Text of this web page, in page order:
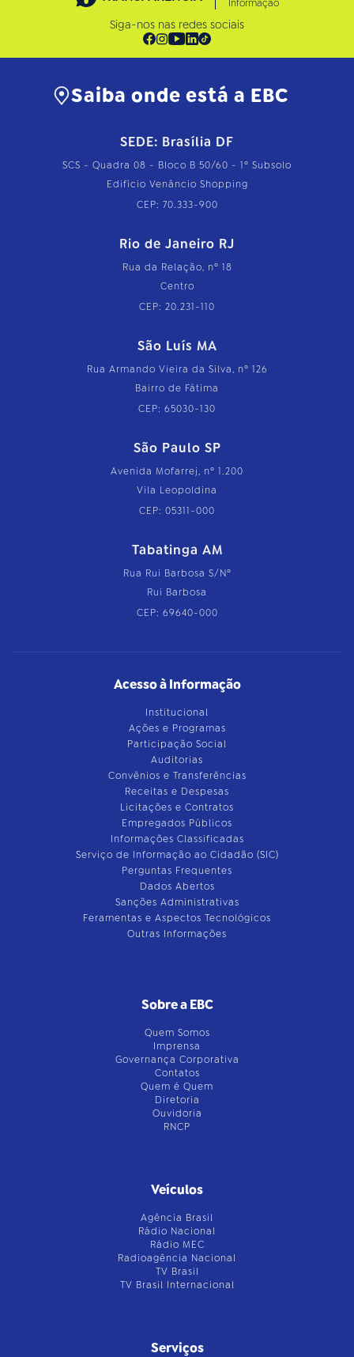
Informação
Siga-nos nas redes sociais
Saiba onde está a EBC
SEDE: Brasília DF
SCS - Quadra 08 - Bloco B 50/60 - 1º Subsolo
Edifício Venâncio Shopping
CEP: 70.333-900
Rio de Janeiro RJ
Rua da Relação, nº 18
Centro
CEP: 20.231-110
São Luís MA
Rua Armando Vieira da Silva, nº 126
Bairro de Fátima
CEP: 65030-130
São Paulo SP
Avenida Mofarrej, nº 1.200
Vila Leopoldina
CEP: 05311-000
Tabatinga AM
Rua Rui Barbosa S/Nº
Rui Barbosa
CEP: 69640-000
Acesso à Informação
Institucional
Ações e Programas
Participação Social
Auditorias
Convênios e Transferências
Receitas e Despesas
Licitações e Contratos
Empregados Públicos
Informações Classificadas
Serviço de Informação ao Cidadão (SIC)
Perguntas Frequentes
Dados Abertos
Sanções Administrativas
Feramentas e Aspectos Tecnológicos
Outras Informações
Sobre a EBC
Quem Somos
Imprensa
Governança Corporativa
Contatos
Quem é Quem
Diretoria
Ouvidoria
RNCP
Veículos
Agência Brasil
Rádio Nacional
Rádio MEC
Radioagência Nacional
TV Brasil
TV Brasil Internacional
Serviços